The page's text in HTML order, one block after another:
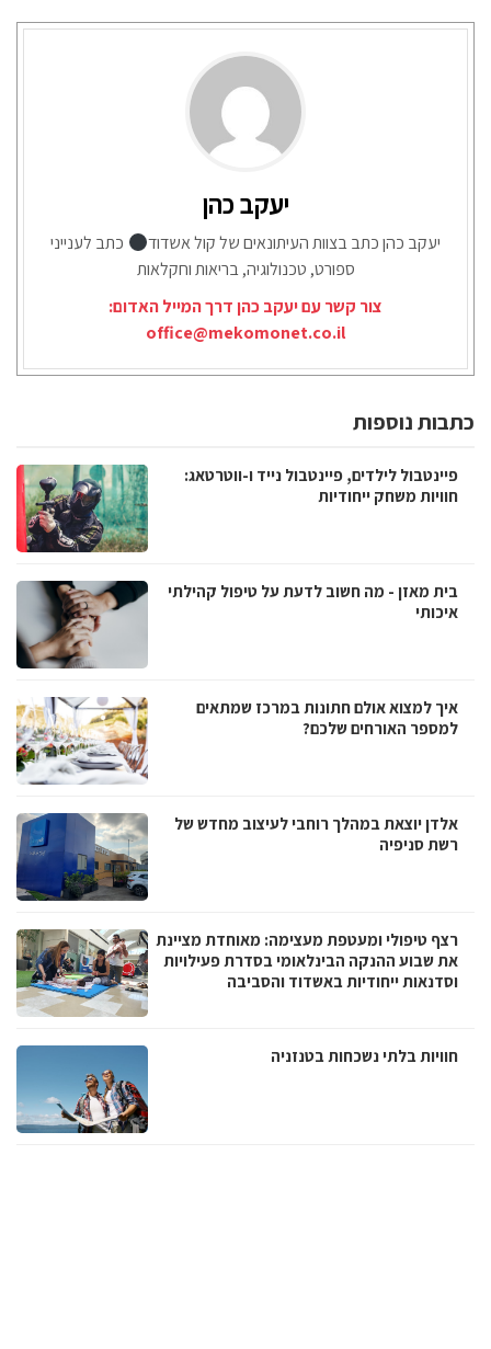
יעקב כהן
יעקב כהן כתב בצוות העיתונאים של קול אשדוד
כתב לענייני
ספורט, טכנולוגיה, בריאות וחקלאות
צור קשר עם יעקב כהן דרך המייל האדום:
office@mekomonet.co.il
כתבות נוספות
פיינטבול לילדים, פיינטבול נייד ו-ווטרטאג:
חוויות משחק ייחודיות
בית מאזן - מה חשוב לדעת על טיפול קהילתי
איכותי
איך למצוא אולם חתונות במרכז שמתאים
למספר האורחים שלכם?
אלדן יוצאת במהלך רוחבי לעיצוב מחדש של
רשת סניפיה
רצף טיפולי ומעטפת מעצימה: מאוחדת מציינת
את שבוע ההנקה הבינלאומי בסדרת פעילויות
וסדנאות ייחודיות באשדוד והסביבה
חוויות בלתי נשכחות בטנזניה